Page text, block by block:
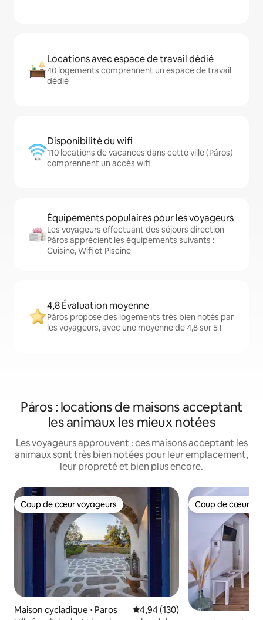
Locations avec espace de travail dédié
40 logements comprennent un espace de travail
dédié
Disponibilité du wifi
110 locations de vacances dans cette ville (Páros)
comprennent un accès wifi
Équipements populaires pour les voyageurs
Les voyageurs effectuant des séjours direction
Páros apprécient les équipements suivants :
Cuisine, Wifi et Piscine
4,8 Évaluation moyenne
Páros propose des logements très bien notés par
les voyageurs, avec une moyenne de 4,8 sur 5 !
Páros : locations de maisons acceptant
les animaux les mieux notées
Les voyageurs approuvent : ces maisons acceptant les
animaux sont très bien notées pour leur emplacement,
leur propreté et bien plus encore.
Coup de cœur voyageurs
Coup de cœur voyageurs
Maison cycladique ⋅ Paros Évaluation moyenne sur la
4,94 (130)
Coup de cœur
Coup de cœur